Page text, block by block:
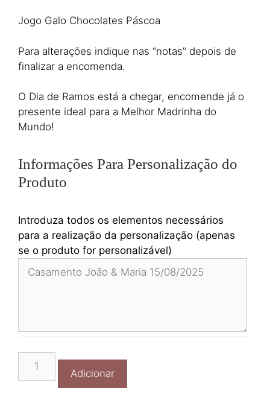
Jogo Galo Chocolates Páscoa
Para alterações indique nas “notas” depois de
finalizar a encomenda.
O Dia de Ramos está a chegar, encomende já o
presente ideal para a Melhor Madrinha do
Mundo!
Informações Para Personalização do
Produto
Introduza todos os elementos necessários
para a realização da personalização (apenas
se o produto for personalizável)
Quantidade
Adicionar